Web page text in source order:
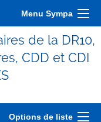
Menu Sympa
de la DR10,
CDD et CDI
Options de liste